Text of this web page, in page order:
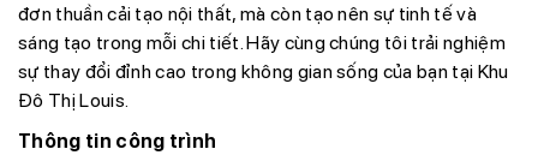
đơn thuần cải tạo nội thất, mà còn tạo nên sự tinh tế và
sáng tạo trong mỗi chi tiết. Hãy cùng chúng tôi trải nghiệm
sự thay đổi đỉnh cao trong không gian sống của bạn tại Khu
Đô Thị Louis.
Thông tin công trình